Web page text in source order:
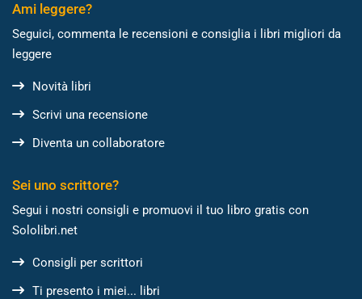
Ami leggere?
Seguici, commenta le recensioni e consiglia i libri migliori da
leggere
Novità libri
Scrivi una recensione
Diventa un collaboratore
Sei uno scrittore?
Segui i nostri consigli e promuovi il tuo libro gratis con
Sololibri.net
Consigli per scrittori
Ti presento i miei... libri